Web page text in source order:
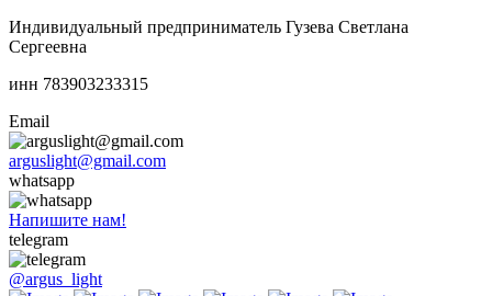
Индивидуальный предприниматель Гузева Светлана
Сергеевна
инн 783903233315
Email
arguslight@gmail.com
whatsapp
Напишите нам!
telegram
@argus_light